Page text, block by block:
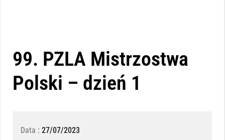
99. PZLA Mistrzostwa
Polski – dzień 1
Data : 27/07/2023